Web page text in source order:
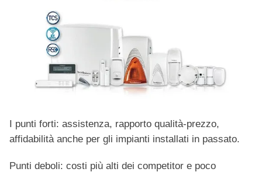
I punti forti: assistenza, rapporto qualità-prezzo,
affidabilità anche per gli impianti installati in passato.
Punti deboli: costi più alti dei competitor e poco